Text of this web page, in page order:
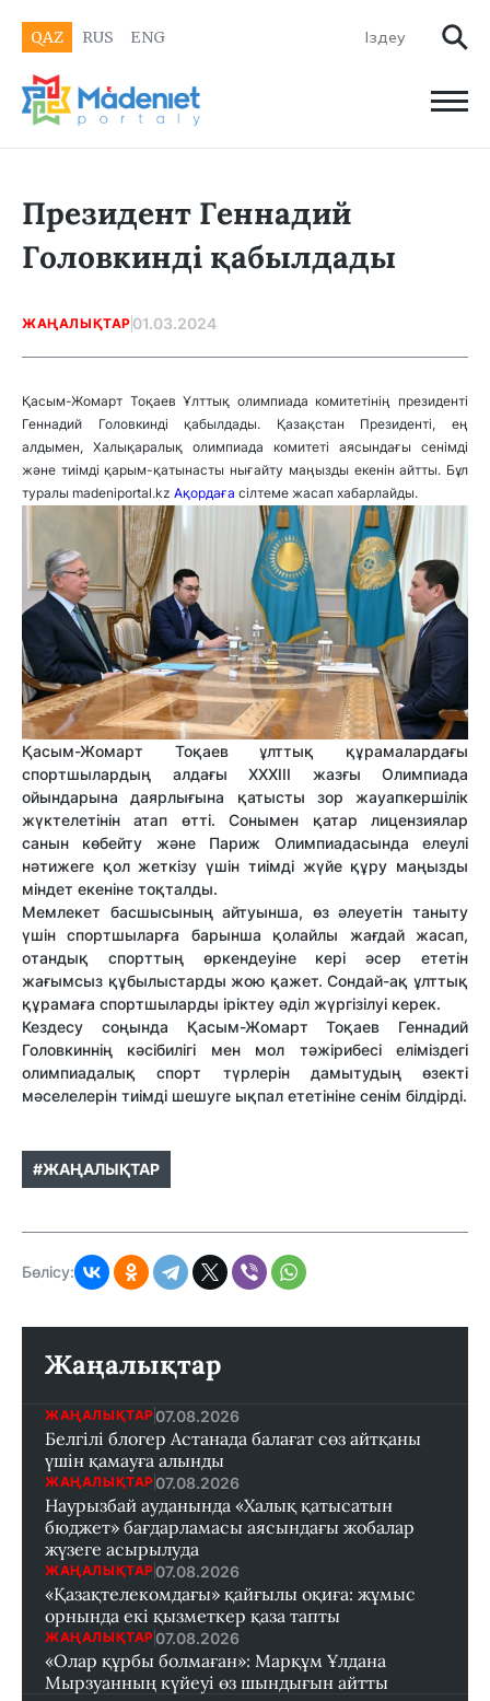
QAZ RUS ENG
Президент Геннадий
Головкинді қабылдады
ЖАҢАЛЫҚТАР 01.03.2024
Қасым-Жомарт Тоқаев Ұлттық олимпиада комитетінің президенті
Геннадий Головкинді қабылдады. Қазақстан Президенті, ең
алдымен, Халықаралық олимпиада комитеті аясындағы сенімді
және тиімді қарым-қатынасты нығайту маңызды екенін айтты. Бұл
туралы madeniportal.kz Ақордаға сілтеме жасап хабарлайды.
Қасым-Жомарт Тоқаев ұлттық құрамалардағы
спортшылардың алдағы XXXIII жазғы Олимпиада
ойындарына даярлығына қатысты зор жауапкершілік
жүктелетінін атап өтті. Сонымен қатар лицензиялар
санын көбейту және Париж Олимпиадасында елеулі
нәтижеге қол жеткізу үшін тиімді жүйе құру маңызды
міндет екеніне тоқталды.
Мемлекет басшысының айтуынша, өз әлеуетін таныту
үшін спортшыларға барынша қолайлы жағдай жасап,
отандық спорттың өркендеуіне кері әсер ететін
жағымсыз құбылыстарды жою қажет. Сондай-ақ ұлттық
құрамаға спортшыларды іріктеу әділ жүргізілуі керек.
Кездесу соңында Қасым-Жомарт Тоқаев Геннадий
Головкиннің кәсібилігі мен мол тәжірибесі еліміздегі
олимпиадалық спорт түрлерін дамытудың өзекті
мәселелерін тиімді шешуге ықпал ететініне сенім білдірді.
#ЖАҢАЛЫҚТАР
Бөлісу:
Жаңалықтар
ЖАҢАЛЫҚТАР 07.08.2026
Белгілі блогер Астанада балағат сөз айтқаны
үшін қамауға алынды
ЖАҢАЛЫҚТАР 07.08.2026
Наурызбай ауданында «Халық қатысатын
бюджет» бағдарламасы аясындағы жобалар
жүзеге асырылуда
ЖАҢАЛЫҚТАР 07.08.2026
«Қазақтелекомдағы» қайғылы оқиға: жұмыс
орнында екі қызметкер қаза тапты
ЖАҢАЛЫҚТАР 07.08.2026
«Олар құрбы болмаған»: Марқұм Ұлдана
Мырзуанның күйеуі өз шындығын айтты